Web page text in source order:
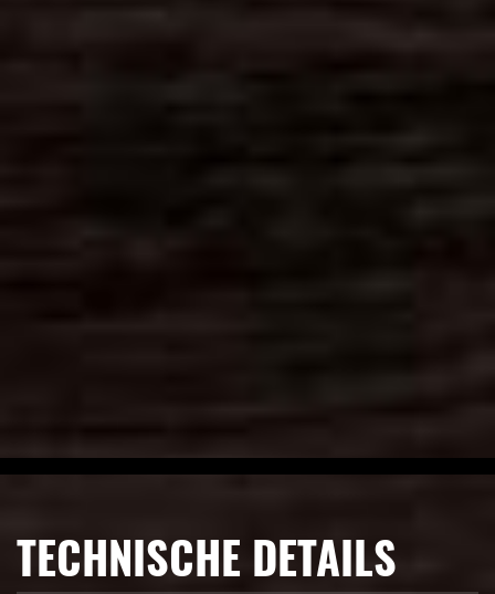
TECHNISCHE DETAILS